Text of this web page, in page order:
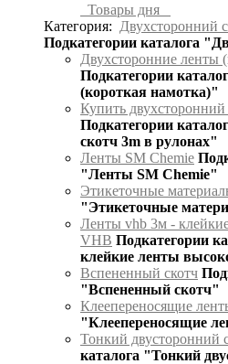
Товары дня
Категория:
Двухсторонний
Подкатегории каталога
Двухсторонние ленты
Подкатегории
(короткая намотка)"
Купить двухсторонний
Подкатегории
скотч 3m в рулонах"
Ленты SM Chemie
"Ленты SM Chemie"
Этикеточные
"Этикеточные
Ленты vhb 3м -
VHB Подкатегории
клейкие ленты
Вспененный скотч
"Вспененный скотч"
Клеепереносящие
"Клеепереносящие
Тонкий двусторонний
каталога "Тонкий